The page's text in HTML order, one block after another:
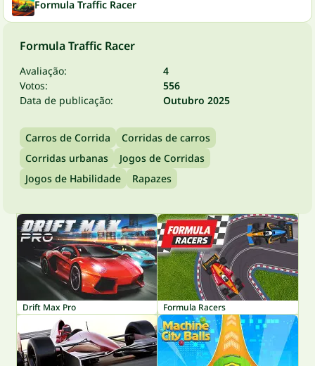
Formula Traffic Racer
Formula Traffic Racer
Avaliação:
4
Votos:
556
Data de publicação:
Outubro 2025
Carros de Corrida
Corridas de carros
Corridas urbanas
Jogos de Corridas
Jogos de Habilidade
Rapazes
Drift Max Pro Formula Racers